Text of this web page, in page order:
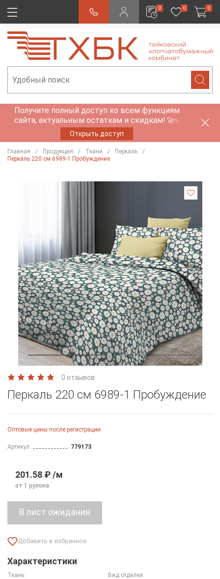
0 0 0
Получите полный доступ ко всем функциям
сайта, актуальным остаткам и скидкам! 🚀✨
Открыть доступ
Главная Продукция Ткани
Перкаль
Перкаль 220 см 6989-1 Пробуждение
0 отзывов
Перкаль 220 см 6989-1 Пробуждение
Оптовые цены после регистрации
Артикул: 779173
201.58 ₽ /м
от 1 рулона
Характеристики
Ткань:
Вид отделки: